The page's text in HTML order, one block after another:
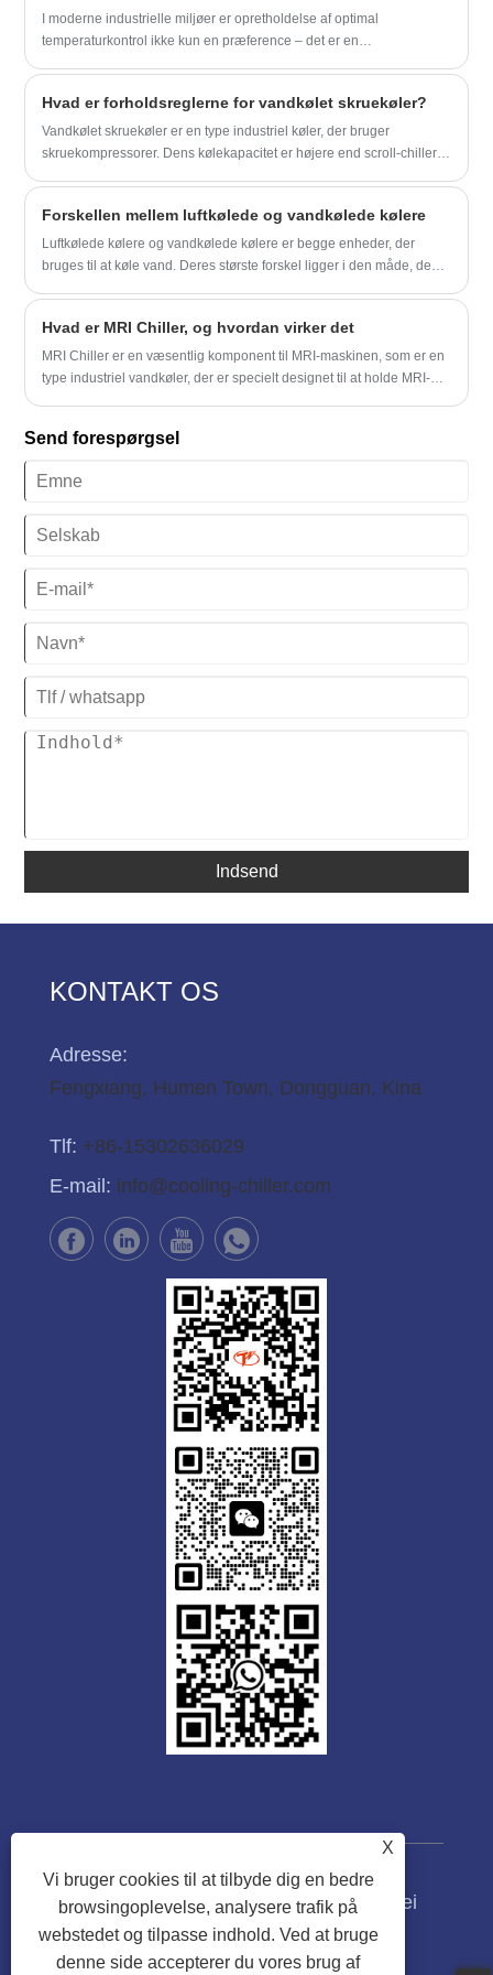
vandtank / skal og rør / rustfrit stålplade
leverandør i Kina.
Kølemiddel: Miljøvenlig R404a
Strømforsyning: 380V/50HZ /3PH
(Standard) / 208-480V/60HZ/3PH
Compressor
Evaporator Type: shell and tube
solution tailored to your needs. Trust
Tongwei, a water chiller leader in
to elevate your efficiency and productivity.
en kombination af pålidelighed, ydeevne og omkostningseffektivitet,
der er svær at slå.
I moderne industrielle miljøer er opretholdelse af optimal
temperaturkontrol ikke kun en præference – det er en
såsom fremstillingsprocesser, laserskæring, fødevareforarbejdning
og HVAC-systemer. Uanset om du har at gøre med overophedning
af maskineri, inkonsekvent produktkvalitet eller stigende
fungerer, dens fordele, anvendelser, og hvordan man vælger den
bedste enhed til dine behov.
Hvad er forholdsreglerne for vandkølet skruekøler?
Vandkølet skruekøler er en type industriel køler, der bruger
skruekompressorer. Dens kølekapacitet er højere end scroll-chiller
store industrielle køleanvendelser.
Forskellen mellem luftkølede og vandkølede kølere
Luftkølede kølere og vandkølede kølere er begge enheder, der
bruges til at køle vand. Deres største forskel ligger i den måde, de
Hvad er MRI Chiller, og hvordan virker det
MRI Chiller er en væsentlig komponent til MRI-maskinen, som er en
type industriel vandkøler, der er specielt designet til at holde MRI-
Send forespørgsel
Indsend
KONTAKT OS
Adresse:
Fengxiang, Humen Town, Dongguan, Kina
Tlf: +86-15302636029
E-mail: info@cooling-chiller.com
Copyright © 2023 Guangdong Tongwei
Machinery Co., Ltd. Alle rettigheder
forbeholdes.
X
Vi bruger cookies til at tilbyde dig en bedre
browsingoplevelse, analysere trafik på
webstedet og tilpasse indhold. Ved at bruge
denne side accepterer du vores brug af